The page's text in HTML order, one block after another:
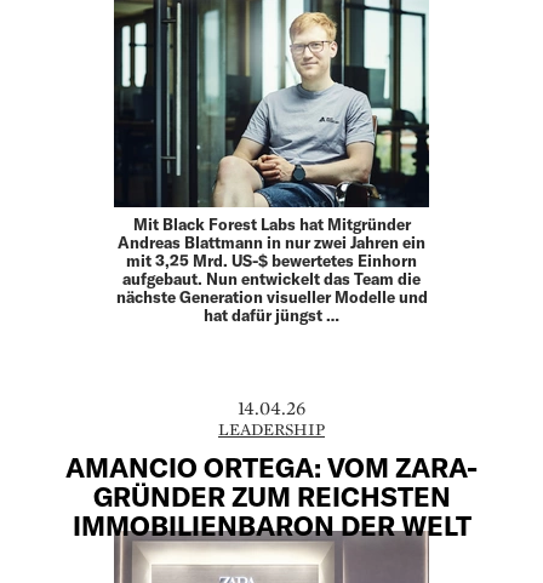
Mit Black Forest Labs hat Mitgründer
Andreas Blattmann in nur zwei Jahren ein
mit 3,25 Mrd. US-$ bewertetes Einhorn
aufgebaut. Nun entwickelt das Team die
nächste Generation visueller Modelle und
hat dafür jüngst …
14.04.26
LEADERSHIP
AMANCIO ORTEGA: VOM ZARA-
GRÜNDER ZUM REICHSTEN
IMMOBILIENBARON DER WELT